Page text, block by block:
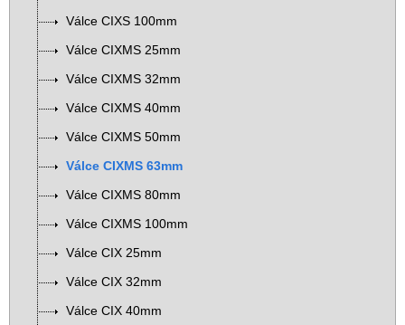
Válce CIXS 100mm
Válce CIXMS 25mm
Válce CIXMS 32mm
Válce CIXMS 40mm
Válce CIXMS 50mm
Válce CIXMS 63mm
Válce CIXMS 80mm
Válce CIXMS 100mm
Válce CIX 25mm
Válce CIX 32mm
Válce CIX 40mm